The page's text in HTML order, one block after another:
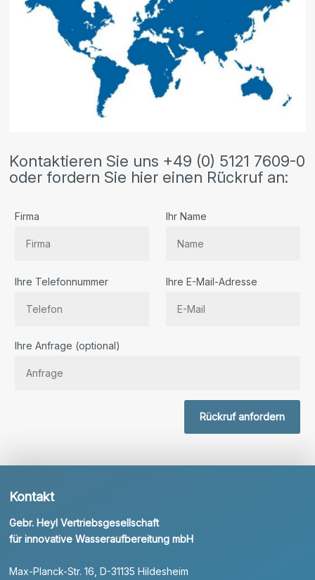
Kontaktieren Sie uns +49 (0) 5121 7609-0
oder fordern Sie hier einen Rückruf an:
Firma Ihr Name
Ihre Telefonnummer Ihre E-Mail-Adresse
Ihre Anfrage (optional)
Rückruf anfordern
Kontakt
Gebr. Heyl Vertriebsgesellschaft
für innovative Wasseraufbereitung mbH
Max-Planck-Str. 16, D-31135 Hildesheim